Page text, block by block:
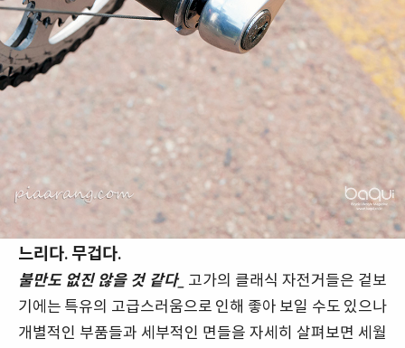
느리다. 무겁다.
불만도 없진 않을 것 같다_ 고가의 클래식 자전거들은 겉보
기에는 특유의 고급스러움으로 인해 좋아 보일 수도 있으나
개별적인 부품들과 세부적인 면들을 자세히 살펴보면 세월